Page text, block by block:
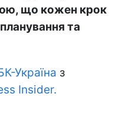
що кожен крок
та
Україна з
Insider.